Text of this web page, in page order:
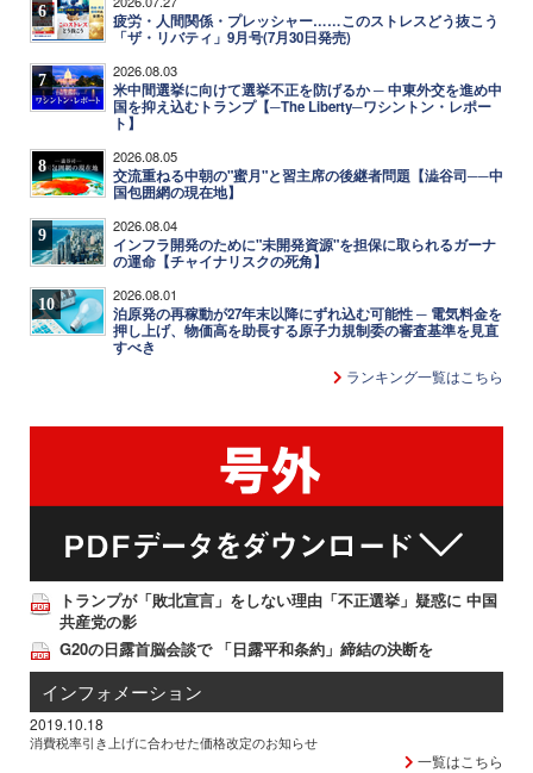
6
疲労・人間関係・プレッシャー……このストレスどう抜こう
「ザ・リバティ」9月号(7月30日発売)
7 2026.08.03
米中間選挙に向けて選挙不正を防げるか ─ 中東外交を進め中
国を抑え込むトランプ【─The Liberty─ワシントン・レポー
ト】
8 2026.08.05
交流重ねる中朝の"蜜月"と習主席の後継者問題【澁谷司──中
国包囲網の現在地】
9 2026.08.04
インフラ開発のために"未開発資源"を担保に取られるガーナ
の運命【チャイナリスクの死角】
10 2026.08.01
泊原発の再稼動が27年末以降にずれ込む可能性 ─ 電気料金を
押し上げ、物価高を助長する原子力規制委の審査基準を見直
すべき
ランキング一覧はこちら
トランプが「敗北宣言」をしない理由「不正選挙」疑惑に 中国
共産党の影
G20の日露首脳会談で 「日露平和条約」締結の決断を
インフォメーション
2019.10.18
消費税率引き上げに合わせた価格改定のお知らせ
一覧はこちら